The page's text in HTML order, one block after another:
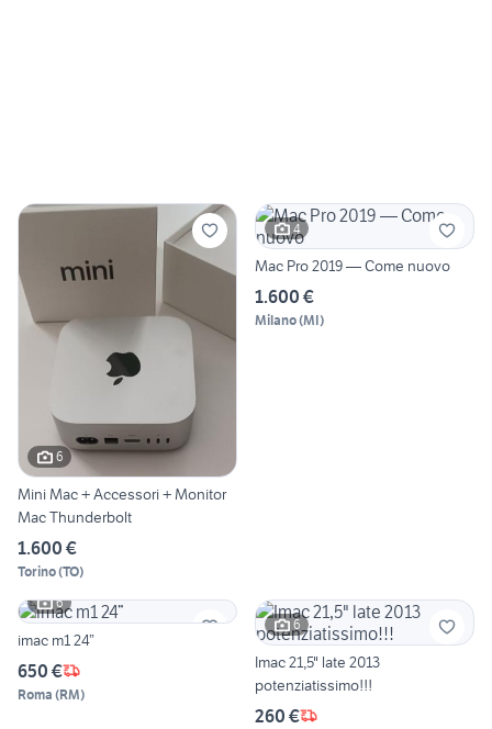
6
Mini Mac + Accessori + Monitor
Mac Thunderbolt
1.600 €
Torino(TO)
4
Mac Pro 2019 — Come nuovo
1.600 €
Milano(MI)
6
imac m1 24”
650 €
Roma (RM)
6
Imac 21,5" late 2013
potenziatissimo!!!
260 €